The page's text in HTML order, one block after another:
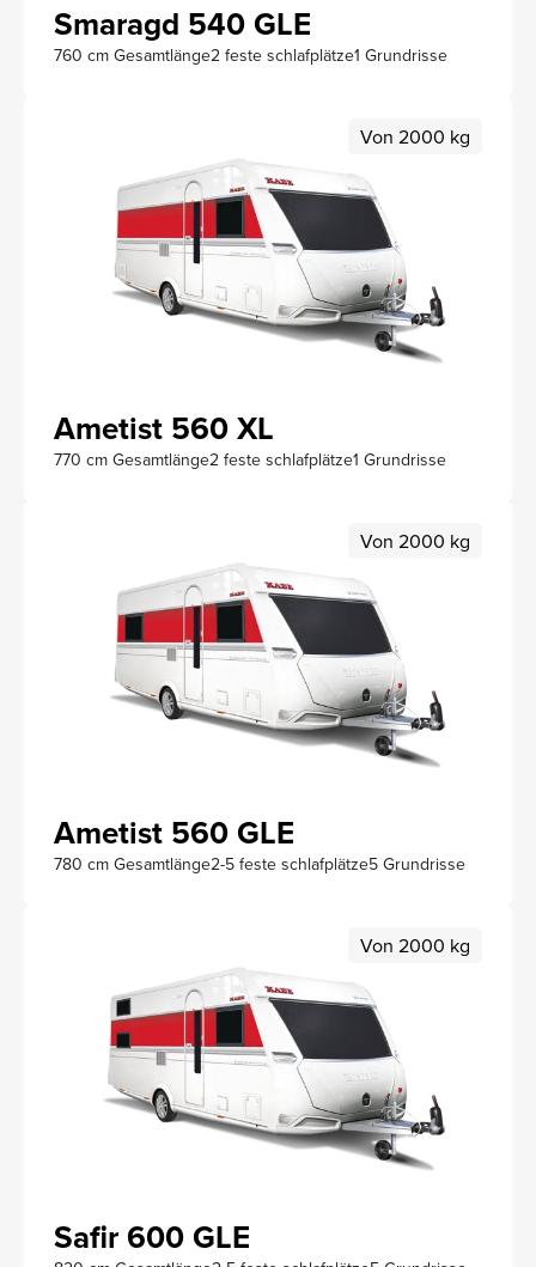
Smaragd 540 GLE
760 cm Gesamtlänge2 feste schlafplätze1 Grundrisse
Von 2000 kg
Ametist 560 XL
770 cm Gesamtlänge2 feste schlafplätze1 Grundrisse
Von 2000 kg
Ametist 560 GLE
780 cm Gesamtlänge2-5 feste schlafplätze5 Grundrisse
Von 2000 kg
Safir 600 GLE